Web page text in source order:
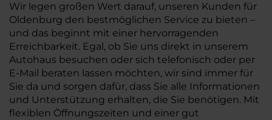
Wir legen großen Wert darauf, unseren Kunden für
Oldenburg den bestmöglichen Service zu bieten –
und das beginnt mit einer hervorragenden
Erreichbarkeit. Egal, ob Sie uns direkt in unserem
Autohaus besuchen oder sich telefonisch oder per
E-Mail beraten lassen möchten, wir sind immer für
Sie da und sorgen dafür, dass Sie alle Informationen
und Unterstützung erhalten, die Sie benötigen. Mit
flexiblen Öffnungszeiten und einer gut